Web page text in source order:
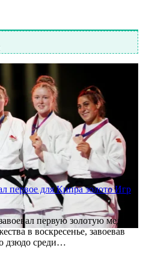
первое для Кипра золото Игр
первую золотую медаль
в воскресенье, завоевав
дзюдо среди…